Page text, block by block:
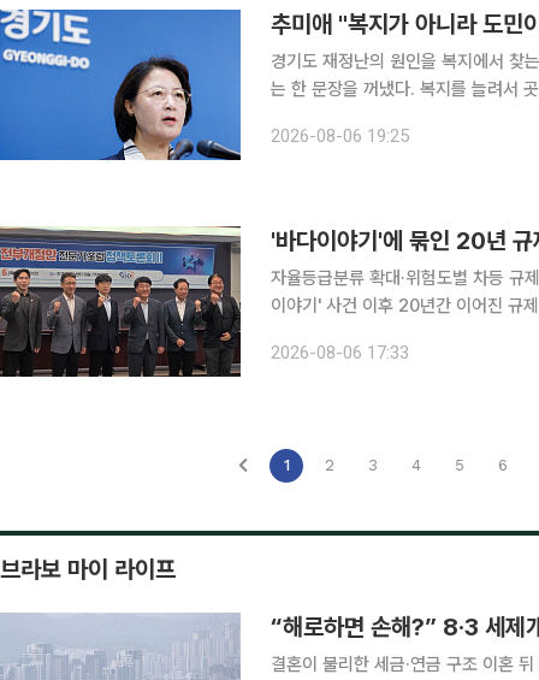
추미애 "복지가 아니라 도민
경기도 재정난의 원인을 복지에서 찾
는 한 문장을 꺼냈다. 복지를 늘려서
이 과도한 복지정책 때문이라고 말한
2026-08-06 19:25
'바다이야기'에 묶인 20년
자율등급분류 확대·위험도별 차등 규제 제안 게임산업법 전부개정안을 둘러싸고 전
이야기' 사건 이후 20년간 이어진 규
2026-08-06 17:33
1 2 3 4 5 6
브라보 마이 라이프
“해로하면 손해?” 8·3 세제
결혼이 불리한 세금·연금 구조 이혼 뒤